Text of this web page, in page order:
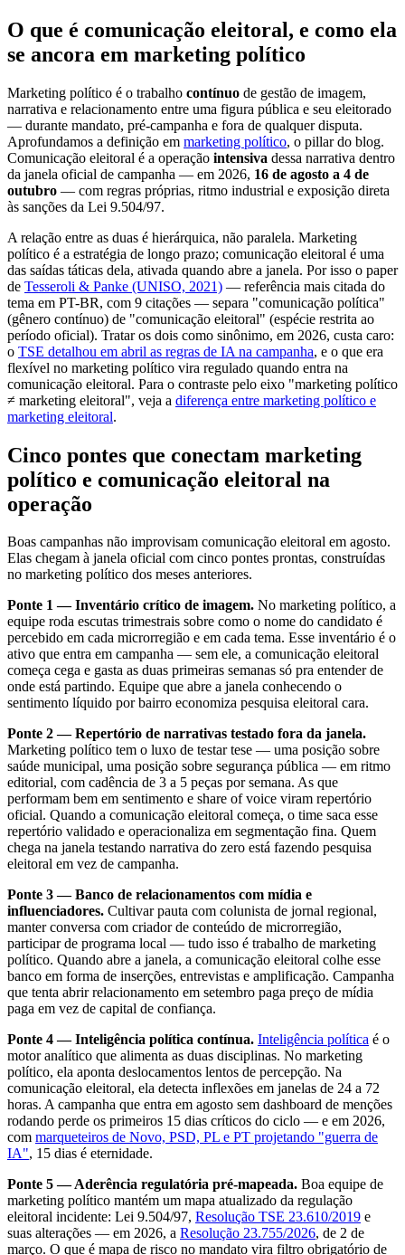
O que é comunicação eleitoral, e como ela
se ancora em marketing político
Marketing político é o trabalho contínuo de gestão de imagem,
narrativa e relacionamento entre uma figura pública e seu eleitorado
— durante mandato, pré-campanha e fora de qualquer disputa.
Aprofundamos a definição em marketing político, o pillar do blog.
Comunicação eleitoral é a operação intensiva dessa narrativa dentro
da janela oficial de campanha — em 2026, 16 de agosto a 4 de
outubro — com regras próprias, ritmo industrial e exposição direta
às sanções da Lei 9.504/97.
A relação entre as duas é hierárquica, não paralela. Marketing
político é a estratégia de longo prazo; comunicação eleitoral é uma
das saídas táticas dela, ativada quando abre a janela. Por isso o paper
de Tesseroli & Panke (UNISO, 2021) — referência mais citada do
tema em PT-BR, com 9 citações — separa "comunicação política"
(gênero contínuo) de "comunicação eleitoral" (espécie restrita ao
período oficial). Tratar os dois como sinônimo, em 2026, custa caro:
o TSE detalhou em abril as regras de IA na campanha, e o que era
flexível no marketing político vira regulado quando entra na
comunicação eleitoral. Para o contraste pelo eixo "marketing político
≠ marketing eleitoral", veja a diferença entre marketing político e
marketing eleitoral.
Cinco pontes que conectam marketing
político e comunicação eleitoral na
operação
Boas campanhas não improvisam comunicação eleitoral em agosto.
Elas chegam à janela oficial com cinco pontes prontas, construídas
no marketing político dos meses anteriores.
Ponte 1 — Inventário crítico de imagem. No marketing político, a
equipe roda escutas trimestrais sobre como o nome do candidato é
percebido em cada microrregião e em cada tema. Esse inventário é o
ativo que entra em campanha — sem ele, a comunicação eleitoral
começa cega e gasta as duas primeiras semanas só pra entender de
onde está partindo. Equipe que abre a janela conhecendo o
sentimento líquido por bairro economiza pesquisa eleitoral cara.
Ponte 2 — Repertório de narrativas testado fora da janela.
Marketing político tem o luxo de testar tese — uma posição sobre
saúde municipal, uma posição sobre segurança pública — em ritmo
editorial, com cadência de 3 a 5 peças por semana. As que
performam bem em sentimento e share of voice viram repertório
oficial. Quando a comunicação eleitoral começa, o time saca esse
repertório validado e operacionaliza em segmentação fina. Quem
chega na janela testando narrativa do zero está fazendo pesquisa
eleitoral em vez de campanha.
Ponte 3 — Banco de relacionamentos com mídia e
influenciadores. Cultivar pauta com colunista de jornal regional,
manter conversa com criador de conteúdo de microrregião,
participar de programa local — tudo isso é trabalho de marketing
político. Quando abre a janela, a comunicação eleitoral colhe esse
banco em forma de inserções, entrevistas e amplificação. Campanha
que tenta abrir relacionamento em setembro paga preço de mídia
paga em vez de capital de confiança.
Ponte 4 — Inteligência política contínua. Inteligência política é o
motor analítico que alimenta as duas disciplinas. No marketing
político, ela aponta deslocamentos lentos de percepção. Na
comunicação eleitoral, ela detecta inflexões em janelas de 24 a 72
horas. A campanha que entra em agosto sem dashboard de menções
rodando perde os primeiros 15 dias críticos do ciclo — e em 2026,
com marqueteiros de Novo, PSD, PL e PT projetando "guerra de
IA", 15 dias é eternidade.
Ponte 5 — Aderência regulatória pré-mapeada. Boa equipe de
marketing político mantém um mapa atualizado da regulação
eleitoral incidente: Lei 9.504/97, Resolução TSE 23.610/2019 e
suas alterações — em 2026, a Resolução 23.755/2026, de 2 de
março. O que é mapa de risco no mandato vira filtro obrigatório de